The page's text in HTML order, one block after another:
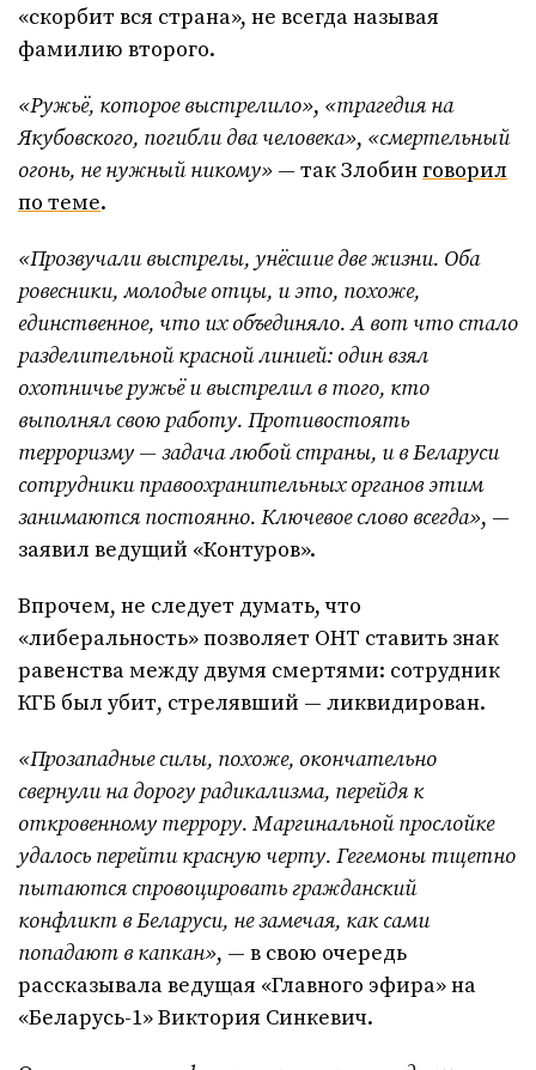
«скорбит вся страна», не всегда называя
фамилию второго.
«Ружьё, которое выстрелило», «трагедия на
Якубовского, погибли два человека», «смертельный
огонь, не нужный никому» — так Злобинговорил
по теме.
«Прозвучали выстрелы, унёсшие две жизни. Оба
ровесники, молодые отцы, и это, похоже,
единственное, что их объединяло. А вот что стало
разделительной красной линией: один взял
охотничье ружьё и выстрелил в того, кто
выполнял свою работу. Противостоять
терроризму — задача любой страны, и в Беларуси
сотрудники правоохранительных органов этим
занимаются постоянно. Ключевое слово всегда», —
заявил ведущий «Контуров».
Впрочем, не следует думать, что
«либеральность» позволяет ОНТ ставить знак
равенства между двумя смертями: сотрудник
КГБ был убит, стрелявший — ликвидирован.
«Прозападные силы, похоже, окончательно
свернули на дорогу радикализма, перейдя к
откровенному террору. Маргинальной прослойке
удалось перейти красную черту. Гегемоны тщетно
пытаются спровоцировать гражданский
конфликт в Беларуси, не замечая, как сами
попадают в капкан», — в свою очередь
рассказывала ведущая «Главного эфира» на
«Беларусь-1» Виктория Синкевич.